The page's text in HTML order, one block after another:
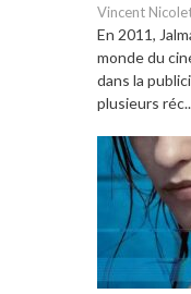
Vincent
En 2011,
monde du
dans la
plusieurs